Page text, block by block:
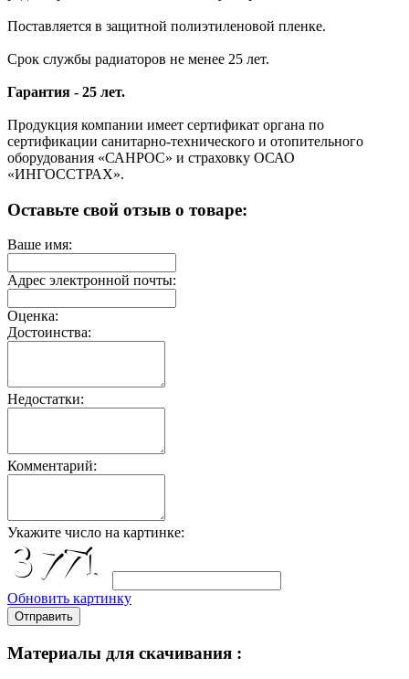
Поставляется в защитной полиэтиленовой пленке.
Срок службы радиаторов не менее 25 лет.
Гарантия - 25 лет.
Продукция компании имеет сертификат органа по
сертификации санитарно-технического и отопительного
оборудования «САНРОС» и страховку ОСАО
«ИНГОССТРАХ».
Оставьте свой отзыв о товаре:
Ваше имя:
Адрес электронной почты:
Оценка:
Достоинства:
Недостатки:
Комментарий:
Укажите число на картинке:
Обновить картинку
Отправить
Материалы для скачивания :